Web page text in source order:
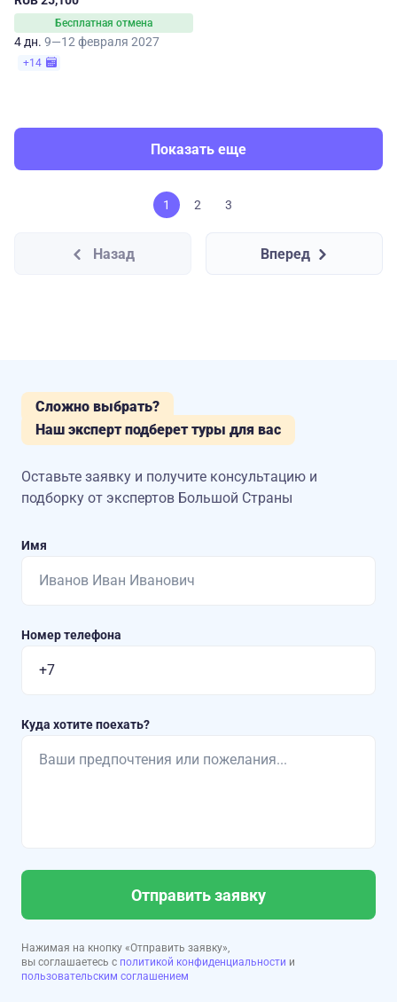
Бесплатная отмена
4 дн. 9—12 февраля 2027
+14
Показать еще
1 2 3
Назад Вперед
Сложно выбрать?
Наш эксперт подберет туры для вас
Оставьте заявку и получите консультацию и
подборку от экспертов Большой Страны
Имя
Номер телефона
Куда хотите поехать?
Отправить заявку
Нажимая на кнопку «Отправить заявку»,
вы соглашаетесь с политикой конфиденциальности и
пользовательским соглашением